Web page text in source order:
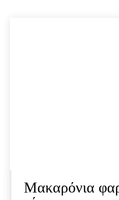
Μακαρόνια